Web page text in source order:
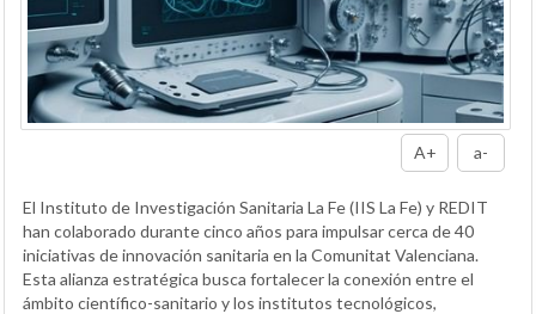
A+ a-
El Instituto de Investigación Sanitaria La Fe (IIS La Fe) y REDIT
han colaborado durante cinco años para impulsar cerca de 40
iniciativas de innovación sanitaria en la Comunitat Valenciana.
Esta alianza estratégica busca fortalecer la conexión entre el
ámbito científico-sanitario y los institutos tecnológicos,